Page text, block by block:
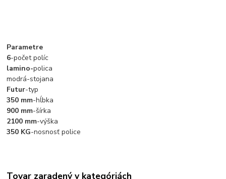
Parametre
6-počet políc
lamino-polica
modrá-stojana
Futur-typ
350 mm-hĺbka
900 mm-šírka
2100 mm-výška
350 KG-nosnosť police
Tovar zaradený v kategóriách